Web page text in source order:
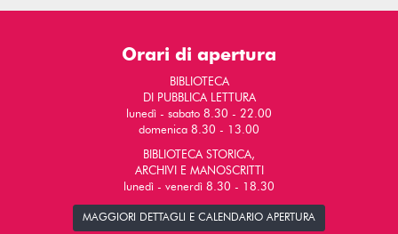
Orari di apertura
BIBLIOTECA
DI PUBBLICA LETTURA
lunedì - sabato 8.30 - 22.00
domenica 8.30 - 13.00
BIBLIOTECA STORICA,
ARCHIVI E MANOSCRITTI
lunedì - venerdì 8.30 - 18.30
MAGGIORI DETTAGLI E CALENDARIO APERTURA